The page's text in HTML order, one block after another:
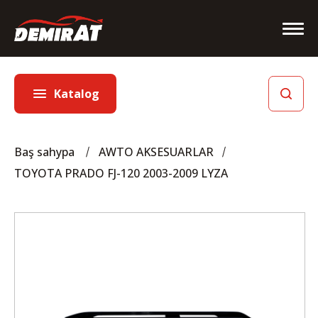
Katalog
Baş sahypa
AWTO AKSESUARLAR
TOYOTA PRADO FJ-120 2003-2009 LYZA